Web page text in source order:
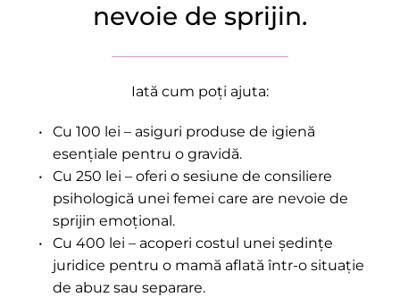
nevoie de sprijin.
Iată cum poți ajuta:
Cu 100 lei – asiguri produse de igienă
esențiale pentru o gravidă.
Cu 250 lei – oferi o sesiune de consiliere
psihologică unei femei care are nevoie de
sprijin emoțional.
Cu 400 lei – acoperi costul unei ședințe
juridice pentru o mamă aflată într-o situație
de abuz sau separare.